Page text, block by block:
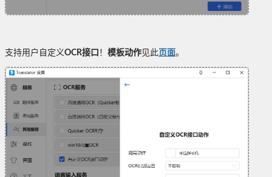
支持用户自定义OCR接口 ！ 模板动作见此页面。